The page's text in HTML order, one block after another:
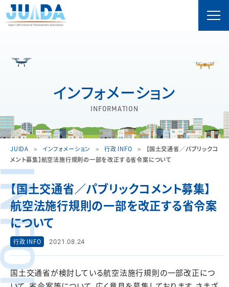
インフォメーション
INFORMATION
JUIDA インフォメーション 行政 INFO
【国土交通省／パブリックコ
メント募集】航空法施行規則の一部を改正する省令案について
【国土交通省／パブリックコメント募集】
航空法施行規則の一部を改正する省令案
について
行政 INFO 2021.08.24
国土交通省が検討している航空法施行規則の一部改正につ